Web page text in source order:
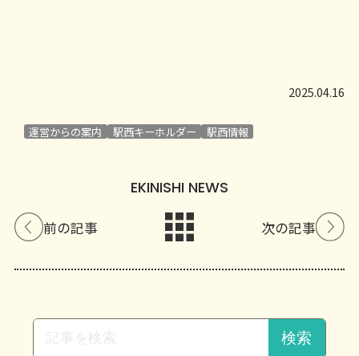
2025.04.16
運営からの案内 駅西キーホルダー 駅西情報
EKINISHI NEWS
前の記事 次の記事